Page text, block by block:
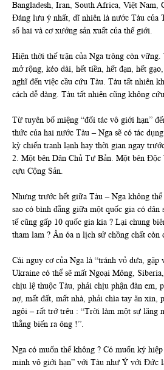
Bangladesh, Iran, South Africa, Việt Nam,
Đáng lưu ý nhất, dĩ nhiên là nước Tàu của
số hai và cơ xưởng sản xuất của thế giới.
Hiện thời thế trận của Nga trông còn vững.
mở rộng, kéo dài, hết tiền, hết đạn, hết
nghĩ đến việc cầu cứu Tàu. Tàu tất nhiên
cách dễ dàng. Tàu tất nhiên cũng không
Từ tuyên bố miệng “đối tác vô giới hạn”
thức của hai nước Tàu – Nga sẽ có tác
kỳ chiến tranh lạnh hay thời gian ngay
2. Một bên Dân Chủ Tư Bản. Một bên
cựu Cộng Sản.
Nhưng trước hết giữa Tàu – Nga không
sao có bình đẳng giữa một quốc gia có
tế cũng gấp 10 quốc gia kia ? Lại chung
tham lam ? Ân óa n lịch sử chồng chất còn
Cái nguy cơ của Nga là “tránh vỏ dưa, gặp
Ukraine có thể sẽ mất Ngoại Mông,
chịu lệ thuộc Tàu, phải chịu phận đàn em,
nợ, mất đất, mất nhà, phải chìa tay ăn xin,
ngôi – rất trớ trêu : “Trời làm một sự lăng
thằng biến ra ông !”.
Nga có muốn thế không ? Có muốn ký
minh vô giới hạn” với Tàu như Ý với Đức